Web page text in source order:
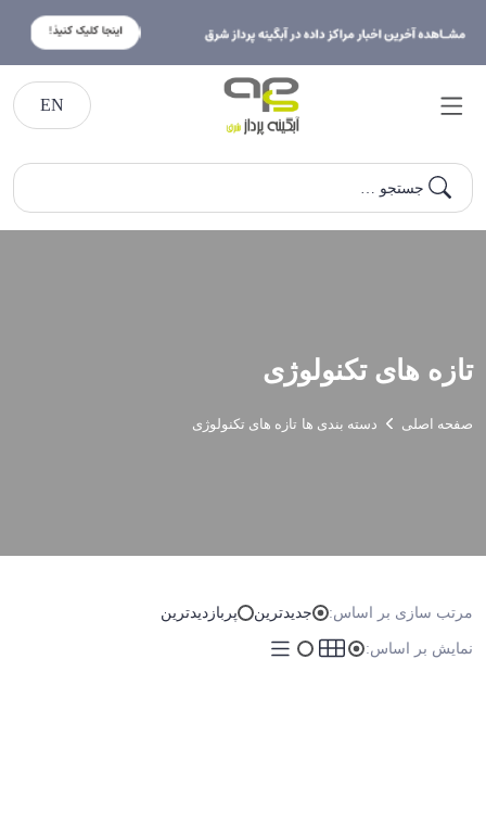
EN
جستجو …
تازه های تکنولوژی
صفحه اصلی دسته بندی ها تازه های تکنولوژی
مرتب سازی بر اساس: جدیدترین پربازدیدترین
نمایش بر اساس: